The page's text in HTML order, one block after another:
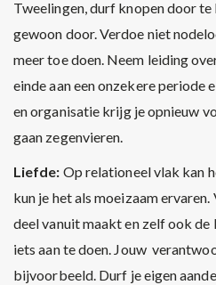
Tweelingen, durf knopen door
gewoon door. Verdoe niet
meer toe doen. Neem leiding
einde aan een onzekere periode
en organisatie krijg je opnieuw
gaan zegenvieren.
Liefde: Op relationeel vlak kan
kun je het als moeizaam
deel vanuit maakt en zelf ook
iets aan te doen. Jouw
bijvoorbeeld. Durf je eigen